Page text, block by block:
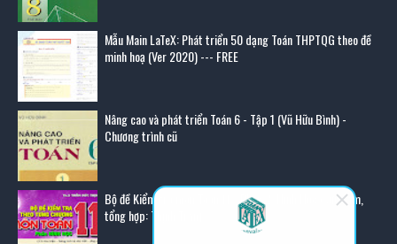
Mẫu Main LaTeX: Phát triển 50 dạng Toán THPTQG theo đề
minh hoạ (Ver 2020) --- FREE
Nâng cao và phát triển Toán 6 - Tập 1 (Vũ Hữu Bình) -
Chương trình cũ
Bộ đề Kiểm tra môn Toán 11 - Phần 2: Hình Học (sưu tầm,
tổng hợp: Thịnh Trần)